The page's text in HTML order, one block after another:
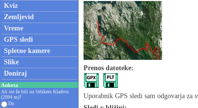
Kviz
Zemljevid
Vreme
GPS sledi
Spletne kamere
Slike
Doniraj
Anketa
Ali ste že bili na Velikem Kladivu
(2094 m)?
Da
Prenos datoteke:
Uporabnik GPS sledi sam odgovarja za